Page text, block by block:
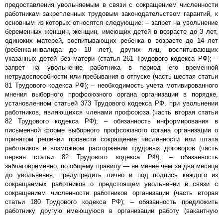
предоставления увольняемым в связи с сокращением численности
работникам закрепленных трудовым законодательством гарантий, к
основным из которых относятся следующие: – запрет на увольнение
беременных женщин, женщин, имеющих детей в возрасте до 3 лет,
одиноких матерей, воспитывающих ребенка в возрасте до 14 лет
(ребенка-инвалида до 18 лет), других лиц, воспитывающих
указанных детей без матери (статья 261 Трудового кодекса РФ); –
запрет на увольнение работника в период его временной
нетрудоспособности или пребывания в отпуске (часть шестая статьи
81 Трудового кодекса РФ); – необходимость учета мотивированного
мнения выборного профсоюзного органа организации в порядке,
установленном статьей 373 Трудового кодекса РФ, при увольнении
работников, являющихся членами профсоюза (часть вторая статьи
82 Трудового кодекса РФ); – обязанность информирования в
письменной форме выборного профсоюзного органа организации о
принятом решении провести сокращение численности или штата
работников и возможном расторжении трудовых договоров (часть
первая статьи 82 Трудового кодекса РФ); – обязанность
заблаговременно, по общему правилу — не менее чем за два месяца
до увольнения, предупредить лично и под подпись каждого из
сокращаемых работников о предстоящем увольнении в связи с
сокращением численности работников организации (часть вторая
статьи 180 Трудового кодекса РФ); – обязанность предложить
работнику другую имеющуюся в организации работу (вакантную